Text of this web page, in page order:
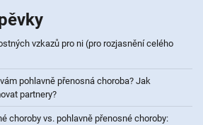
vzkazů pro ni (pro rozjasnění celého
pohlavně přenosná choroba? Jak
partnery?
choroby vs. pohlavně přenosné choroby: